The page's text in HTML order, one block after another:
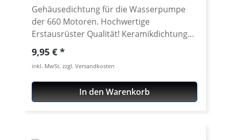
Gehäusedichtung für die Wasserpumpe
der 660 Motoren. Hochwertige
Erstausrüster Qualität! Keramikdichtungen
und Lager für die Wasserpumpe siehe
Zubehör Passend für z.B.: Yamaha XT-
660R 2004 - 2016 Yamaha XT-660X 2004 -
2016 Yamaha XT-660Z Tenere 2008 - 2016
Yamaha XT-660ZA Tenere ABS 2011 - 2016
Regulärer Preis:
9,95 €
inkl. MwSt. zzgl. Versandkosten
In den Warenkorb